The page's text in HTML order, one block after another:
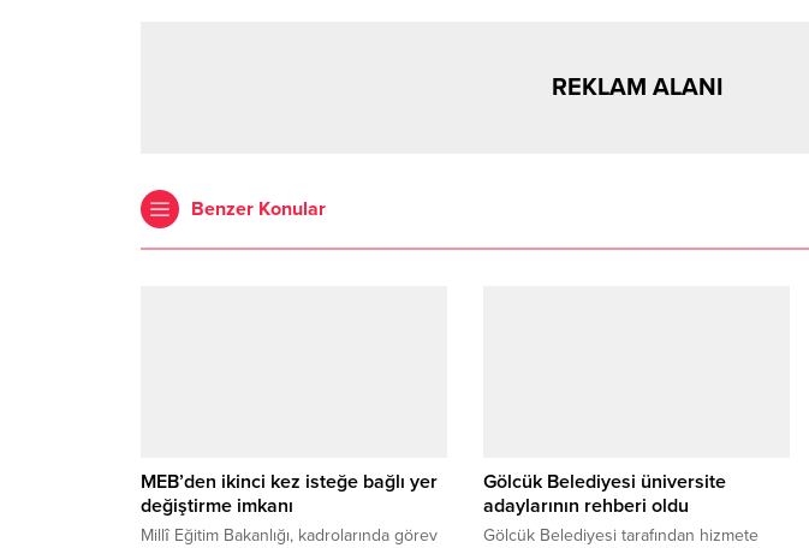
REKLAM ALANI
Benzer Konular
MEB’den ikinci kez isteğe bağlı yer
değiştirme imkanı
Millî Eğitim Bakanlığı, kadrolarında görev
Gölcük Belediyesi üniversite
adaylarının rehberi oldu
Gölcük Belediyesi tarafından hizmete